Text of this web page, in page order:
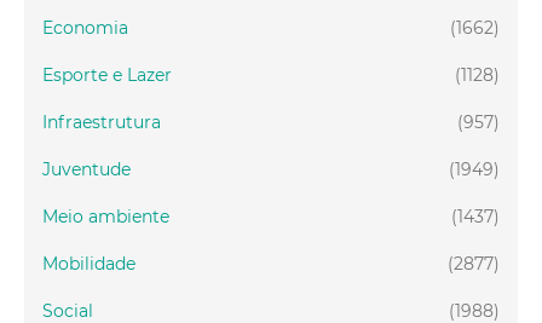
(1662)
Economia
(1128)
Esporte e Lazer
(957)
Infraestrutura
(1949)
Juventude
(1437)
Meio ambiente
(2877)
Mobilidade
(1988)
Social